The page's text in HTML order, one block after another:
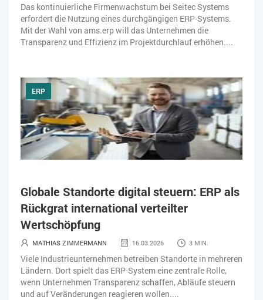
Das kontinuierliche Firmenwachstum bei Seitec Systems
erfordert die Nutzung eines durchgängigen ERP-Systems.
Mit der Wahl von ams.erp will das Unternehmen die
Transparenz und Effizienz im Projektdurchlauf erhöhen....
ERP
Globale Standorte digital steuern: ERP als
Rückgrat international verteilter
Wertschöpfung
MATHIAS ZIMMERMANN 16.03.2026 3 MIN.
Viele Industrieunternehmen betreiben Standorte in mehreren
Ländern. Dort spielt das ERP-System eine zentrale Rolle,
wenn Unternehmen Transparenz schaffen, Abläufe steuern
und auf Veränderungen reagieren wollen....